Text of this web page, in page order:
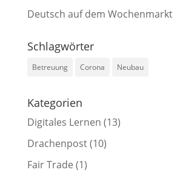
Deutsch auf dem Wochenmarkt
Schlagwörter
Betreuung Corona Neubau
Kategorien
Digitales Lernen (13)
Drachenpost(10)
Fair Trade (1)